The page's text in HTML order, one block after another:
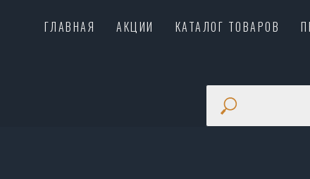
ГЛАВНАЯ АКЦИИ КАТАЛОГ ТОВАРОВ